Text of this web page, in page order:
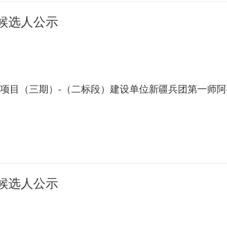
选人公示
（三期）-（二标段）建设单位新疆兵团第一师
苏市科德加热器材有限公司投标报价大写叁佰陆
选人公示